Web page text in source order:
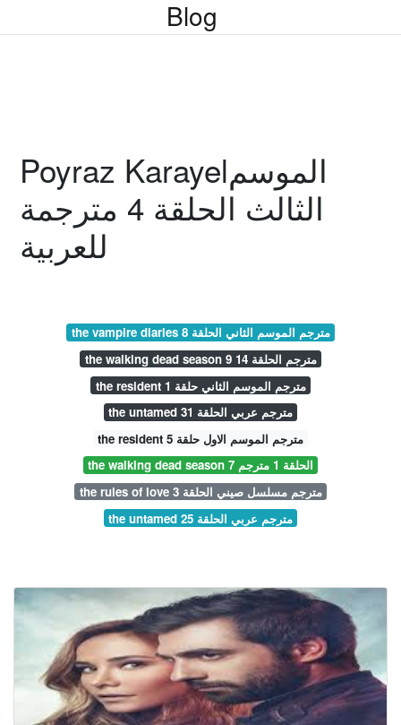
Blog
Poyraz Karayelالموسم
الثالث الحلقة 4 مترجمة
للعربية
the vampire diaries مترجم الموسم الثاني الحلقة 8
the walking dead season 9 مترجم الحلقة 14
the resident مترجم الموسم الثاني حلقة 1
the untamed مترجم عربي الحلقة 31
the resident مترجم الموسم الاول حلقة 5
the walking dead season 7 الحلقة 1 مترجم
the rules of love مترجم مسلسل صيني الحلقة 3
the untamed مترجم عربي الحلقة 25